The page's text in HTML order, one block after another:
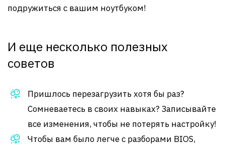
подружиться с вашим ноутбуком!
И еще несколько полезных
советов
Пришлось перезагрузить хотя бы раз?
Сомневаетесь в своих навыках? Записывайте
все изменения, чтобы не потерять настройку!
Чтобы вам было легче с разборами BIOS,